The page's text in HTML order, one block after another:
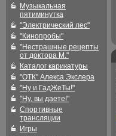
Музыкальная
пятиминутка
"Электрический лес"
"Кинопробы"
"Нестрашные рецепты
от доктора М."
Каталог карикатуры
"ОТК" Алекса Экслера
"Ну и ГадЖеТы!"
"Ну, вы даете!"
Спортивные
трансляции
Игры